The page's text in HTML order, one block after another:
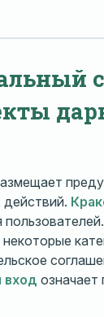
вход означает